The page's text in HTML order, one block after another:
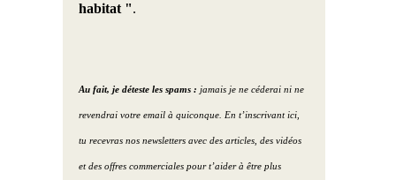
habitat ".
Au fait, je déteste les spams : jamais je ne céderai ni ne
revendrai votre email à quiconque. En t’inscrivant ici,
tu recevras nos newsletters avec des articles, des vidéos
et des offres commerciales pour t’aider à être plus